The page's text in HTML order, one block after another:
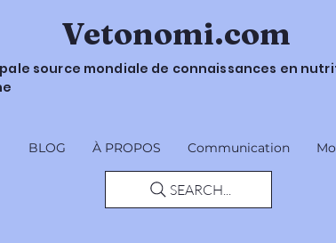
Vetonomi.com
source mondiale de connaissances en
BLOG À PROPOS Communication
SEARCH...